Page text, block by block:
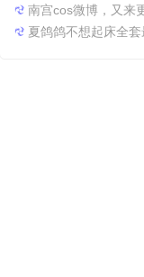
南宫cos微博，又来更新了！今天
夏鸽鸽不想起床全套最新作